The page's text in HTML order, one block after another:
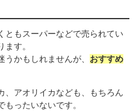
ともスーパーなどで売られてい
す。
かもしれませんが、 おすすめ
、アオリイカなども、もちろん
ったいないです。